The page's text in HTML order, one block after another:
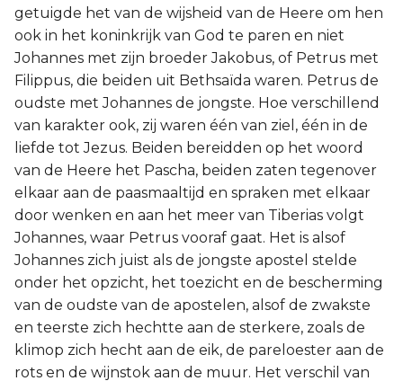
getuigde het van de wijsheid van de Heere om hen
ook in het koninkrijk van God te paren en niet
Johannes met zijn broeder Jakobus, of Petrus met
Filippus, die beiden uit Bethsaïda waren. Petrus de
oudste met Johannes de jongste. Hoe verschillend
van karakter ook, zij waren één van ziel, één in de
liefde tot Jezus. Beiden bereidden op het woord
van de Heere het Pascha, beiden zaten tegenover
elkaar aan de paasmaaltijd en spraken met elkaar
door wenken en aan het meer van Tiberias volgt
Johannes, waar Petrus vooraf gaat. Het is alsof
Johannes zich juist als de jongste apostel stelde
onder het opzicht, het toezicht en de bescherming
van de oudste van de apostelen, alsof de zwakste
en teerste zich hechtte aan de sterkere, zoals de
klimop zich hecht aan de eik, de pareloester aan de
rots en de wijnstok aan de muur. Het verschil van